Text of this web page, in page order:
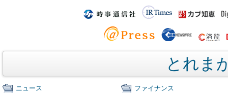
とれま
ニュース
ファイナンス